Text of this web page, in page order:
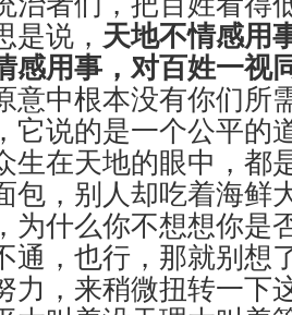
是说， 天地不情感用
感用事，对百姓一视
意中根本没有你们所
它说的是一个公平的
生在天地的眼中，都
包，别人却吃着海鲜
为什么你不想想你是
通，也行，那就别想
力，来稍微扭转一下